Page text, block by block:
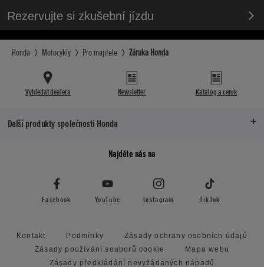
Rezervujte si zkušební jízdu
Honda Motocykly Pro majitele Záruka Honda
Vyhledat dealera Newsletter Katalog a ceník
Další produkty společnosti Honda
Najděte nás na
Facebook YouTube Instagram TikTok
Kontakt Podmínky
Zásady ochrany osobních údajů
Zásady používání souborů cookie
Mapa webu
Zásady předkládání nevyžádaných nápadů